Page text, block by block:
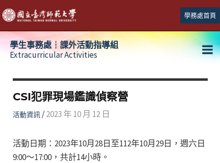
跳
至
主
學務處首頁
學生事務處┆課外活動指導組
Extracurricular Activities
CSI犯罪現場鑑識偵察營
活動資訊/2023 年 10 月 12 日
活動日期：2023年10月28日至112年10月29日，週六日
9:00～17:00，共計14小時。